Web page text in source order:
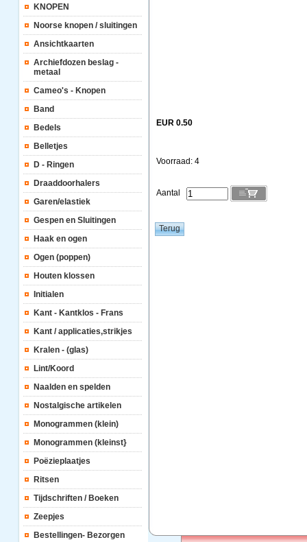
KNOPEN
Noorse knopen / sluitingen
Ansichtkaarten
Archiefdozen beslag -
metaal
Cameo's - Knopen
Band
Bedels
Belletjes
D - Ringen
Draaddoorhalers
Garen/elastiek
Gespen en Sluitingen
Haak en ogen
Ogen (poppen)
Houten klossen
Initialen
Kant - Kantklos - Frans
Kant / applicaties,strikjes
Kralen - (glas)
Lint/Koord
Naalden en spelden
Nostalgische artikelen
Monogrammen (klein)
Monogrammen (kleinst}
Poëzieplaatjes
Ritsen
Tijdschriften / Boeken
Zeepjes
Bestellingen- Bezorgen
EUR 0.50
Voorraad: 4
Aantal